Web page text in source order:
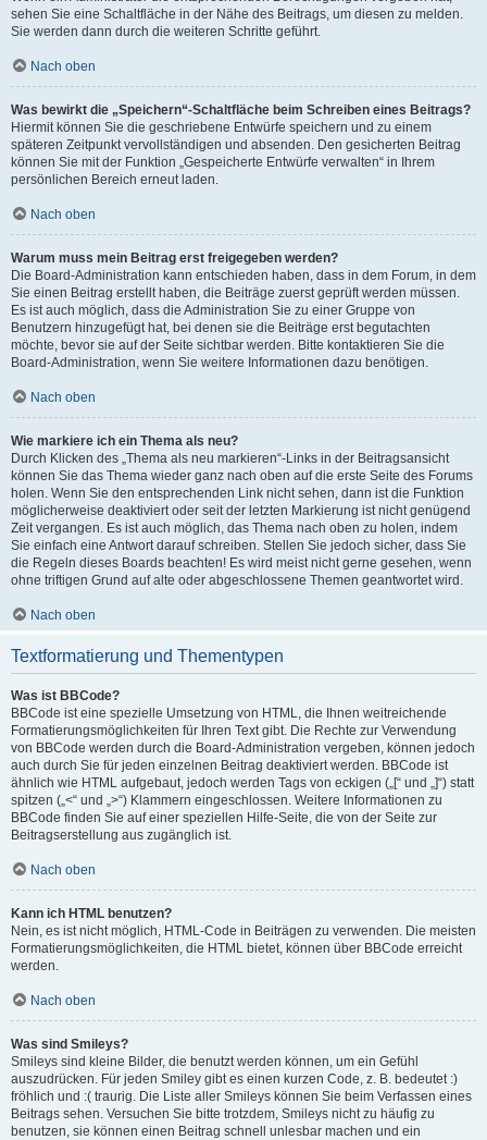
sehen Sie eine Schaltfläche in der Nähe des Beitrags, um diesen zu melden.
Sie werden dann durch die weiteren Schritte geführt.
Nach oben
Was bewirkt die „Speichern“-Schaltfläche beim Schreiben eines Beitrags?
Hiermit können Sie die geschriebene Entwürfe speichern und zu einem
späteren Zeitpunkt vervollständigen und absenden. Den gesicherten Beitrag
können Sie mit der Funktion „Gespeicherte Entwürfe verwalten“ in Ihrem
persönlichen Bereich erneut laden.
Nach oben
Warum muss mein Beitrag erst freigegeben werden?
Die Board-Administration kann entschieden haben, dass in dem Forum, in dem
Sie einen Beitrag erstellt haben, die Beiträge zuerst geprüft werden müssen.
Es ist auch möglich, dass die Administration Sie zu einer Gruppe von
Benutzern hinzugefügt hat, bei denen sie die Beiträge erst begutachten
möchte, bevor sie auf der Seite sichtbar werden. Bitte kontaktieren Sie die
Board-Administration, wenn Sie weitere Informationen dazu benötigen.
Nach oben
Wie markiere ich ein Thema als neu?
Durch Klicken des „Thema als neu markieren“-Links in der Beitragsansicht
können Sie das Thema wieder ganz nach oben auf die erste Seite des Forums
holen. Wenn Sie den entsprechenden Link nicht sehen, dann ist die Funktion
möglicherweise deaktiviert oder seit der letzten Markierung ist nicht genügend
Zeit vergangen. Es ist auch möglich, das Thema nach oben zu holen, indem
Sie einfach eine Antwort darauf schreiben. Stellen Sie jedoch sicher, dass Sie
die Regeln dieses Boards beachten! Es wird meist nicht gerne gesehen, wenn
ohne triftigen Grund auf alte oder abgeschlossene Themen geantwortet wird.
Nach oben
Textformatierung und Thementypen
Was ist BBCode?
BBCode ist eine spezielle Umsetzung von HTML, die Ihnen weitreichende
Formatierungsmöglichkeiten für Ihren Text gibt. Die Rechte zur Verwendung
von BBCode werden durch die Board-Administration vergeben, können jedoch
auch durch Sie für jeden einzelnen Beitrag deaktiviert werden. BBCode ist
ähnlich wie HTML aufgebaut, jedoch werden Tags von eckigen („[“ und „]“) statt
spitzen („<“ und „>“) Klammern eingeschlossen. Weitere Informationen zu
BBCode finden Sie auf einer speziellen Hilfe-Seite, die von der Seite zur
Beitragserstellung aus zugänglich ist.
Nach oben
Kann ich HTML benutzen?
Nein, es ist nicht möglich, HTML-Code in Beiträgen zu verwenden. Die meisten
Formatierungsmöglichkeiten, die HTML bietet, können über BBCode erreicht
werden.
Nach oben
Was sind Smileys?
Smileys sind kleine Bilder, die benutzt werden können, um ein Gefühl
auszudrücken. Für jeden Smiley gibt es einen kurzen Code, z. B. bedeutet :)
fröhlich und :( traurig. Die Liste aller Smileys können Sie beim Verfassen eines
Beitrags sehen. Versuchen Sie bitte trotzdem, Smileys nicht zu häufig zu
benutzen, sie können einen Beitrag schnell unlesbar machen und ein